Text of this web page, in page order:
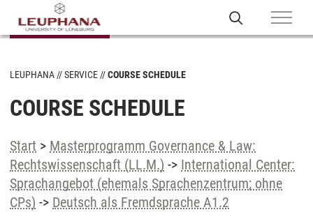
LEUPHANA SERVICE COURSE SCHEDULE
COURSE SCHEDULE
Start > Masterprogramm Governance & Law:
Rechtswissenschaft (LL.M.) -> International Center:
Sprachangebot (ehemals Sprachenzentrum; ohne
CPs) -> Deutsch als Fremdsprache A1.2